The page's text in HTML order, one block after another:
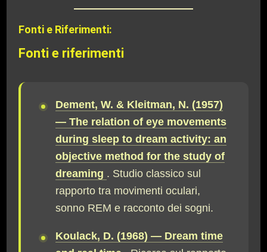
Fonti e Riferimenti:
Fonti e riferimenti
Dement, W. & Kleitman, N. (1957)
— The relation of eye movements
during sleep to dream activity: an
objective method for the study of
dreaming . Studio classico sul
rapporto tra movimenti oculari,
sonno REM e racconto dei sogni.
Koulack, D. (1968) — Dream time